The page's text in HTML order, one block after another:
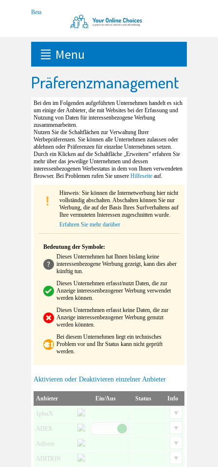
Menu
Präferenzmanagement
Bei den im Folgenden aufgeführten Unternehmen handelt es sich
um einige der Anbieter, die mit Websites bei der Erfassung und
Nutzung von Daten für interessenbezogene Werbung
zusammenarbeiten.
Nutzen Sie die Schaltflächen zur Verwaltung Ihrer
Werbepräferenzen. Sie können alle Unternehmen zulassen oder
ablehnen oder Präferenzen für einzelne Unternehmen setzen.
Durch ein Klicken auf die Schaltfläche „Erweitern“ erfahren Sie
mehr über das jeweilige Unternehmen und dessen
interessenbezogenen Werbestatus in dem von Ihnen verwendeten
Browser. Bei Problemen rufen Sie unsere Hilfeseite auf.
Hinweis: Sie können die Internetwerbung hier nicht
vollständig abschalten. Abschalten können Sie nur
Werbung, die auf der Basis Ihres Surfverhaltens auf
Ihre vermuteten Interessen zugeschnitten wurde.
Erfahren Sie mehr darüber
Bedeutung der Symbole:
Dieses Unternehmen hat Ihnen bislang keine
interessenbezogene Werbung gezeigt, kann dies aber
künftig tun.
Dieses Unternehmen erfasst/nutzt Daten, die zur
Anzeige interessenbezogener Werbung verwendet
werden können.
Dieses Unternehmen erfasst keine Daten, die zur
Anzeige interessenbezogener Werbung genutzt
werden könnten.
Bei diesem Unternehmen liegt ein technisches
Problem vor und Ihr Status kann nicht geprüft
werden.